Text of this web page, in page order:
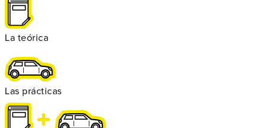
La teórica
Las prácticas